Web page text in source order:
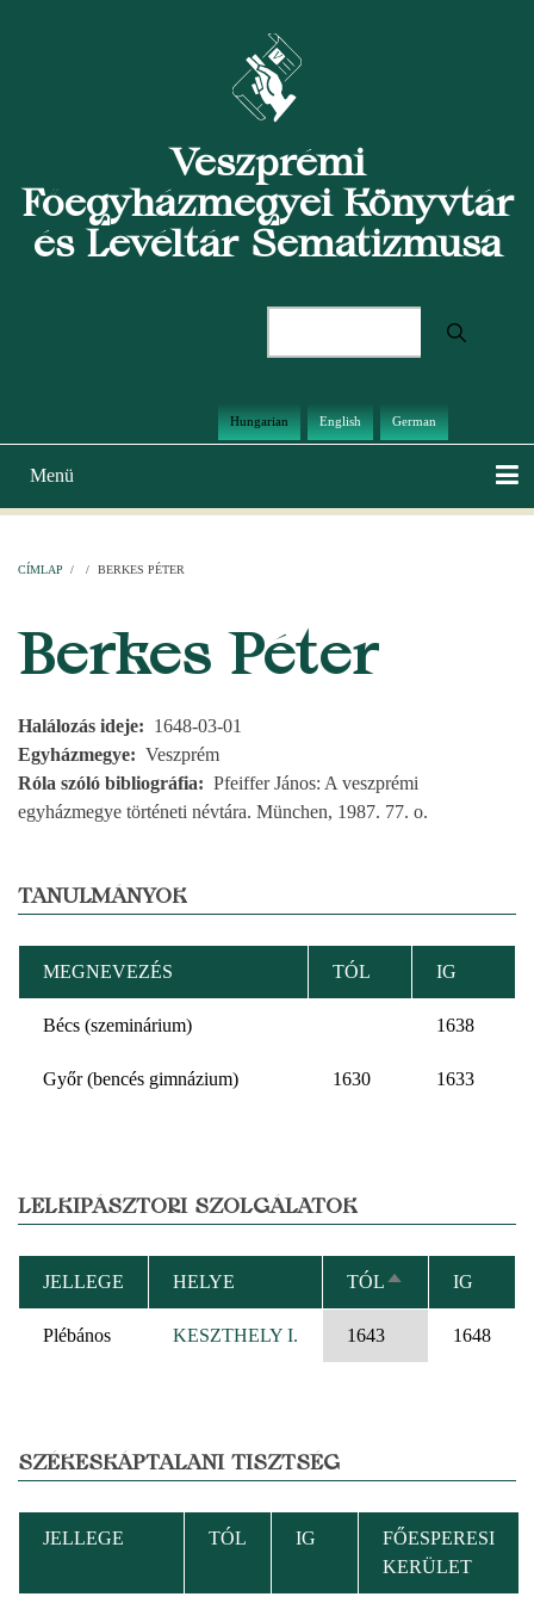
Veszprémi
Főegyházmegyei Könyvtár
és Levéltár Sematizmusa
Hungarian English German
Main
navigation
Menü
CÍMLAP / / BERKES PÉTER
Berkes Péter
Halálozás ideje
1648-03-01
Egyházmegye
Veszprém
Róla szóló bibliográfia
Pfeiffer János: A veszprémi
egyházmegye történeti névtára. München, 1987. 77. o.
TANULMÁNYOK
MEGNEVEZÉS TÓL IG
Bécs (szeminárium) 1638
Győr (bencés gimnázium) 1630 1633
LELKIPÁSZTORI SZOLGÁLATOK
JELLEGE HELYE TÓLCSÖKKENŐ
RENDEZÉS
IG
Plébános KESZTHELY I. 1643 1648
SZÉKESKÁPTALANI TISZTSÉG
JELLEGE TÓL IG
FŐESPERESI
KERÜLET